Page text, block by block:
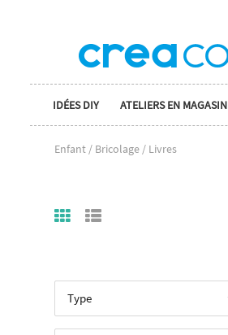
IDÉES DIY ATELIERS EN MAGASIN
Enfant / Bricolage / Livres
Type